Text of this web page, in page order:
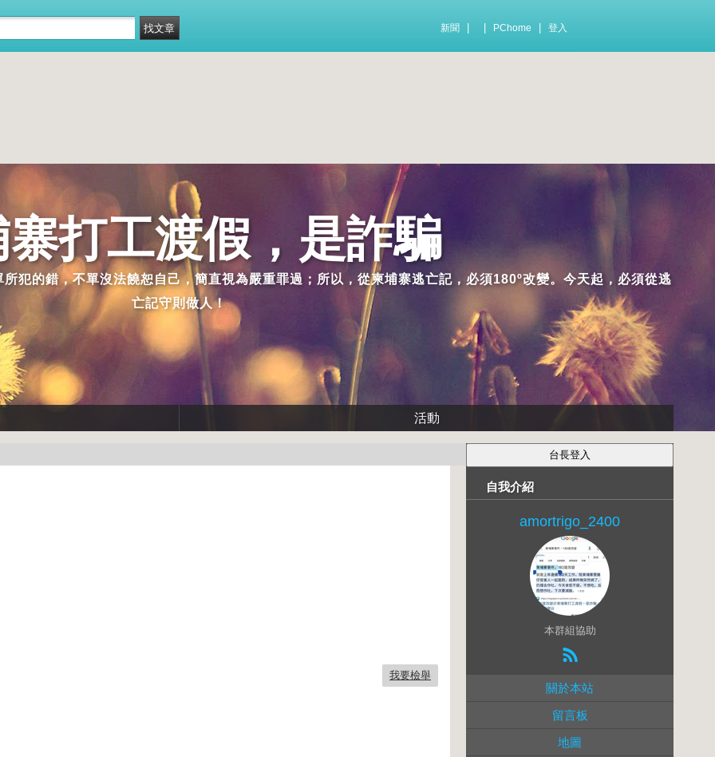
新聞 PChome 登入
寨打工渡假，是詐騙
犯的錯，不單沒法饒恕自己，簡直視為嚴重罪過；所以，從柬埔寨逃亡記，必須180º改變。今天起，必須從逃
亡記守則做人！
活動
我要檢舉
自我介紹
amortrigo_2400
本群組協助
關於本站
留言板
地圖